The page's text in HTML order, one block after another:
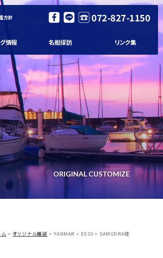
方針 072-827-1150
情報 名艇探訪 リンク集
ORIGINAL CUSTOMIZE
オリジナル艤装 YANMAR EX30 SAMUDRA様